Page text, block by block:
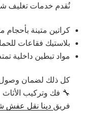
نُقدم خدمات تغليف
كراتين متينة بأحجام
بلاستيك فقاعات
مواد تبطين داخلية
كل ذلك لضمان وصول
🔧 فك وتركيب الأثاث
فريق دينا نقل عفش